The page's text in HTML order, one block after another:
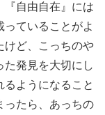
『自由自在』には
ていることがよ
けど、こっちのや
た発見を大切にし
ようになること
ったら、あっちの